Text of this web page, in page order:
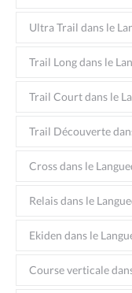
Ultra Trail dans le
Trail Long dans le
Trail Court dans le
Trail Découverte
Cross dans le
Relais dans le
Ekiden dans le
Course verticale